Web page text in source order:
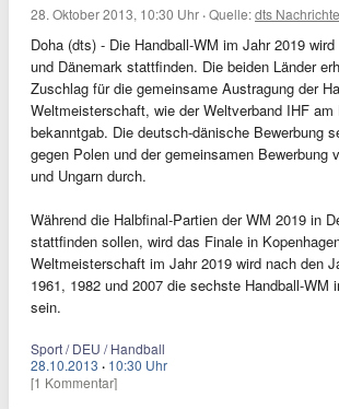
28. Oktober 2013, 10:30 Uhr ·Quelle:dts
Doha (dts) - Die Handball-WM im Jahr 2019
und Dänemark stattfinden. Die beiden Länder
Zuschlag für die gemeinsame Austragung der
Weltmeisterschaft, wie der Weltverband IHF am
bekanntgab. Die deutsch-dänische Bewerbung
gegen Polen und der gemeinsamen Bewerbung
und Ungarn durch.
Während die Halbfinal-Partien der WM 2019 in
stattfinden sollen, wird das Finale in
Weltmeisterschaft im Jahr 2019 wird nach den
1961, 1982 und 2007 die sechste Handball-WM
sein.
Sport / DEU / Handball
28.10.2013 · 10:30 Uhr
[1 Kommentar]